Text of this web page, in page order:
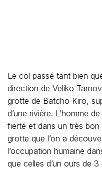
Le col passé tant bien
direction de Veliko
grotte de Batcho Kiro,
d’une rivière. L’homme
fierté et dans un très bon
grotte que l’on a
l’occupation humaine
que celles d’un ours de 3